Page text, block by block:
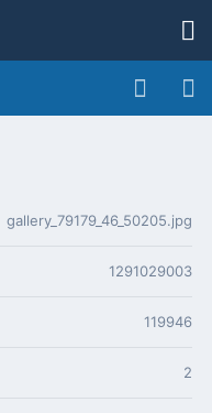
gallery_79179_46_50205.jpg
1291029003
119946
2